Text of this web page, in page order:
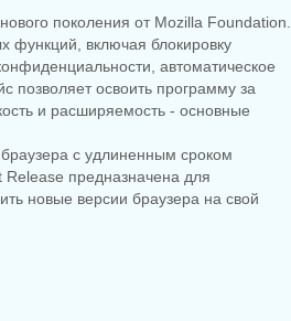
поколения от Mozilla Foundation.
функций, включая блокировку
автоматическое
позволяет освоить программу за
и расширяемость - основные
с удлиненным сроком
предназначена для
новые версии браузера на свой